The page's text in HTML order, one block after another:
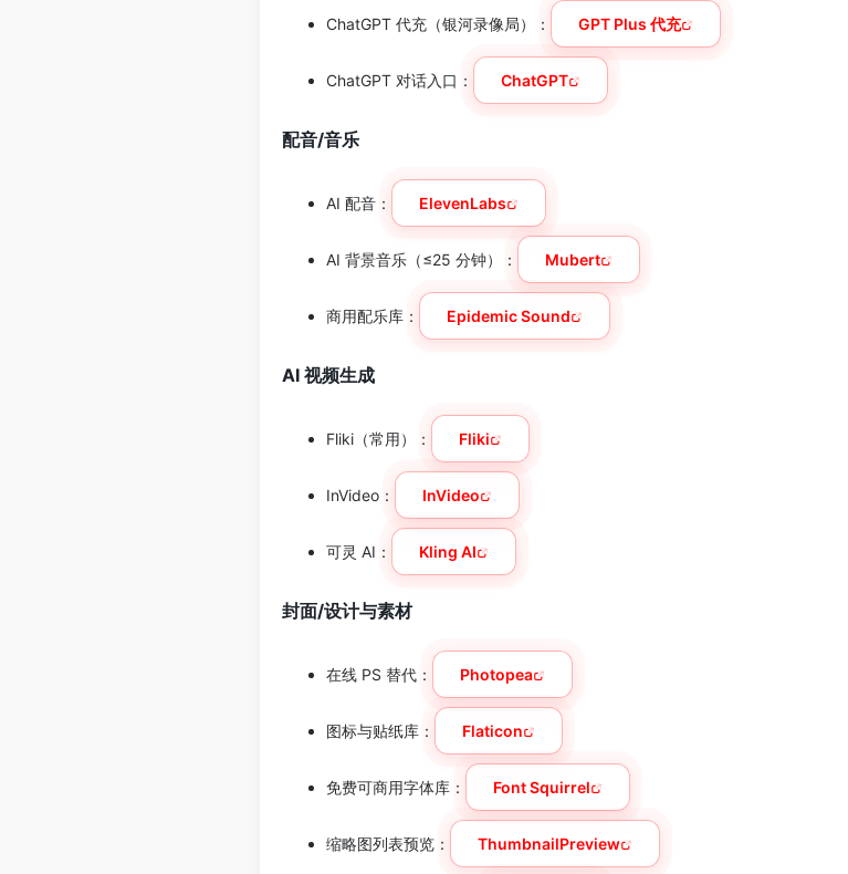
ChatGPT 代充（银河录像局）： GPT Plus 代充
ChatGPT 对话入口： ChatGPT
配音/音乐
AI 配音： ElevenLabs
AI 背景音乐（≤25 分钟）： Mubert
商用配乐库： Epidemic Sound
AI 视频生成
Fliki（常用）： Fliki
InVideo： InVideo
可灵 AI： Kling AI
封面/设计与素材
在线 PS 替代： Photopea
图标与贴纸库： Flaticon
免费可商用字体库： Font Squirrel
缩略图列表预览： ThumbnailPreview